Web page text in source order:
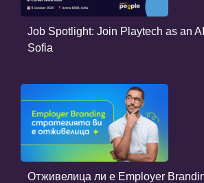
Job Spotlight: Join Playtech as an
Sofia
Отживелица ли е Employer